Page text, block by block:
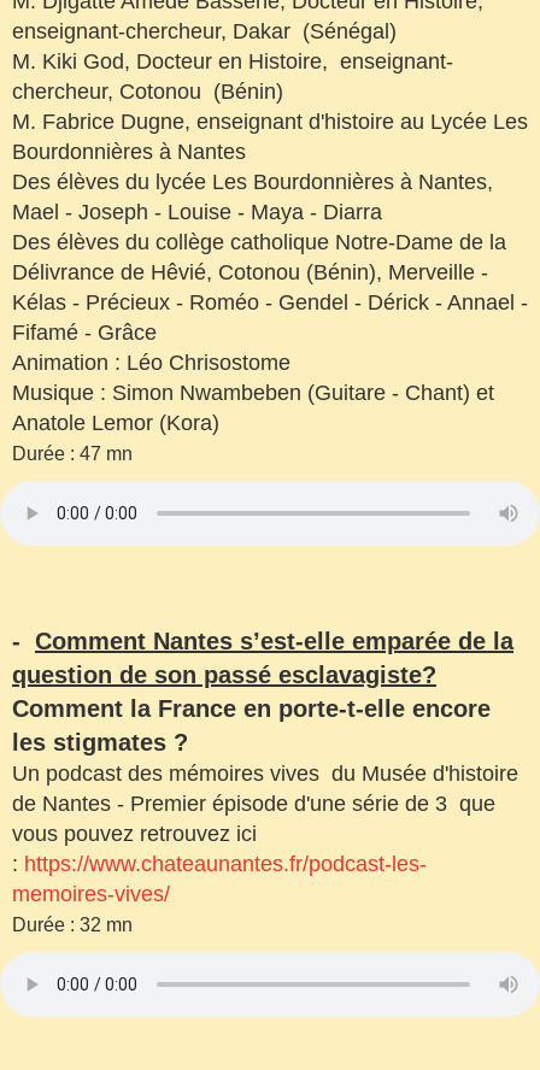
enseignant-chercheur, Dakar (Sénégal)
M. Kiki God, Docteur en Histoire, enseignant-
chercheur, Cotonou (Bénin)
M. Fabrice Dugne, enseignant d'histoire au Lycée Les
Bourdonnières à Nantes
Des élèves du lycée Les Bourdonnières à Nantes,
Mael - Joseph - Louise - Maya - Diarra
Des élèves du collège catholique Notre-Dame de la
Délivrance de Hêvié, Cotonou (Bénin), Merveille -
Kélas - Précieux - Roméo - Gendel - Dérick - Annael -
Fifamé - Grâce
Animation : Léo Chrisostome
Musique : Simon Nwambeben (Guitare - Chant) et
Anatole Lemor (Kora)
Durée : 47 mn
- Comment Nantes s’est-elle emparée de la
question de son passé esclavagiste?
Comment la France en porte-t-elle encore
les stigmates ?
Un podcast des mémoires vives du Musée d'histoire
de Nantes - Premier épisode d'une série de 3 que
vous pouvez retrouvez ici
: https://www.chateaunantes.fr/podcast-les-
memoires-vives/
Durée : 32 mn